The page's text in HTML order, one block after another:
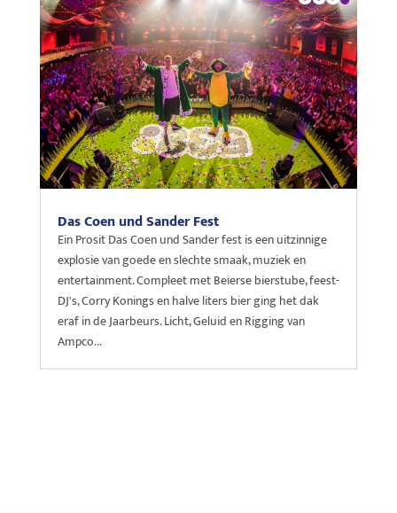
Das Coen und Sander Fest
Ein Prosit Das Coen und Sander fest is een uitzinnige
explosie van goede en slechte smaak, muziek en
entertainment. Compleet met Beierse bierstube, feest-
DJ's, Corry Konings en halve liters bier ging het dak
eraf in de Jaarbeurs. Licht, Geluid en Rigging van
Ampco...